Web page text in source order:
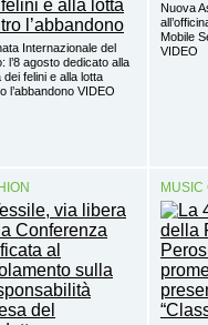
Internazionale del
l’8 agosto dedicato alla
dei felini e alla lotta
l’abbandono VIDEO
Nuova
Mobile
VIDEO
MUSIC